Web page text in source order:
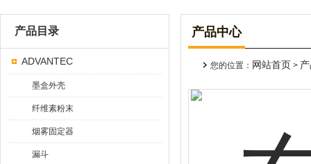
产品目录
ADVANTEC
墨盒外壳
纤维素粉末
烟雾固定器
漏斗
产品中心
您的位置： 网站首页 >